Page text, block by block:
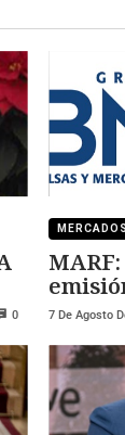
0
MERCADOS
7 De Agosto